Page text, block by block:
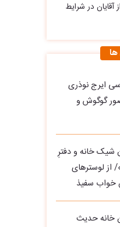
آقایان در شرایط
ها
ایرج نوذری
با حضور گوگوش و
شیک خانه و دفترِ
از لوسترهای
خواب سفیذ
خانه حدیث